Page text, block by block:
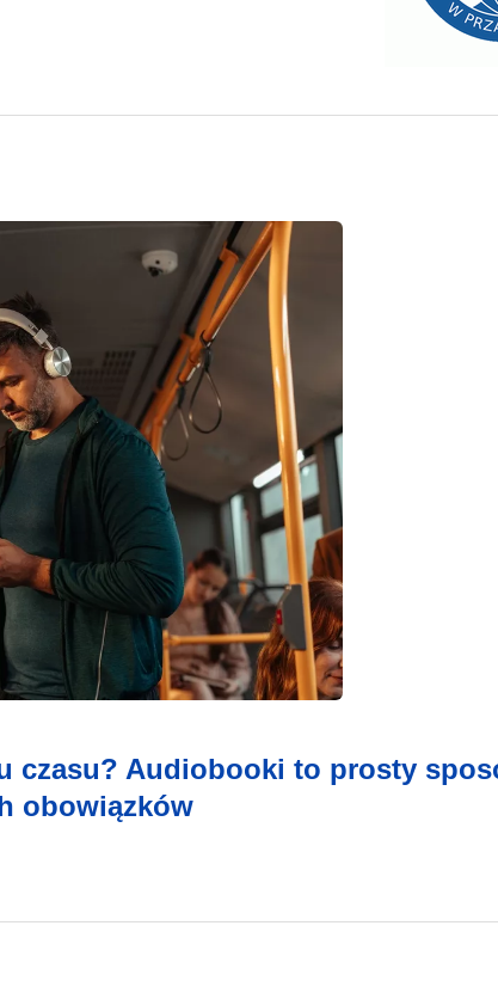
czasu? Audiobooki to prosty
obowiązków